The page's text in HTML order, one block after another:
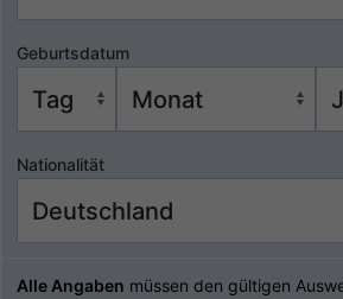
Geburtsdatum
Nationalität
Alle Angaben müssen den gültigen